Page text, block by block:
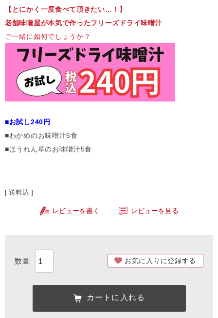
【とにかく一度食べて頂きたい…！】
老舗味噌屋が本気で作ったフリーズドライ味噌汁
ご一緒に如何でしょうか？
■お試し240円
■わかめのお味噌汁5食
■ほうれん草のお味噌汁5食
送料込
レビューを書く レビューを見る
お気に入りに登録する
カートに入れる